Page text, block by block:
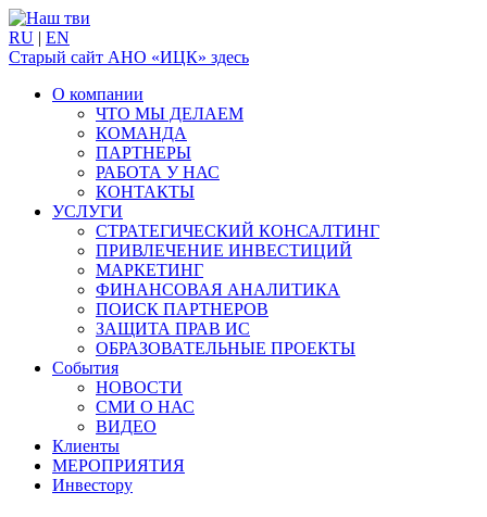
RU | EN
Старый сайт АНО «ИЦК» здесь
О компании
ЧТО МЫ ДЕЛАЕМ
КОМАНДА
ПАРТНЕРЫ
РАБОТА У НАС
КОНТАКТЫ
УСЛУГИ
СТРАТЕГИЧЕСКИЙ КОНСАЛТИНГ
ПРИВЛЕЧЕНИЕ ИНВЕСТИЦИЙ
МАРКЕТИНГ
ФИНАНСОВАЯ АНАЛИТИКА
ПОИСК ПАРТНЕРОВ
ЗАЩИТА ПРАВ ИС
ОБРАЗОВАТЕЛЬНЫЕ ПРОЕКТЫ
События
НОВОСТИ
СМИ О НАС
ВИДЕО
Клиенты
МЕРОПРИЯТИЯ
Инвестору